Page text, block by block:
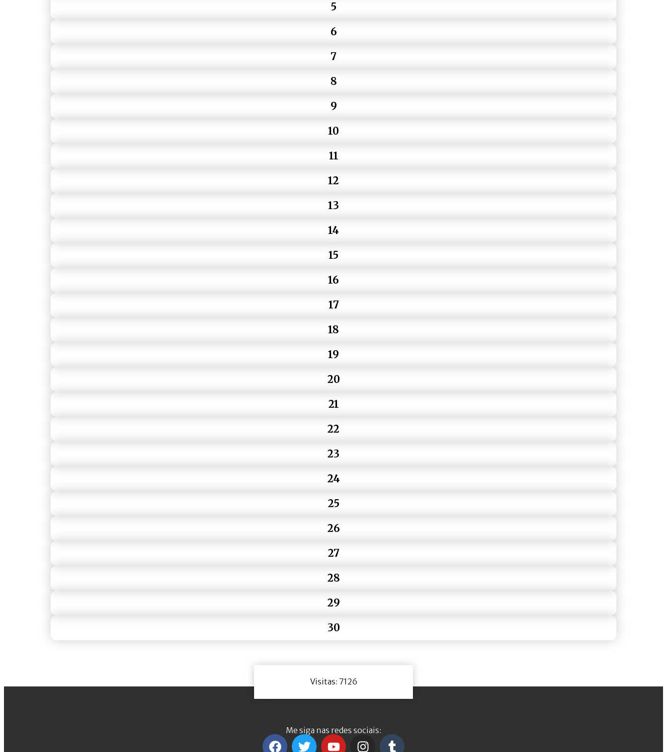
5
6
7
8
9
10
11
12
13
14
15
16
17
18
19
20
21
22
23
24
25
26
27
28
29
30
Visitas: 7126
Me siga nas redes sociais: